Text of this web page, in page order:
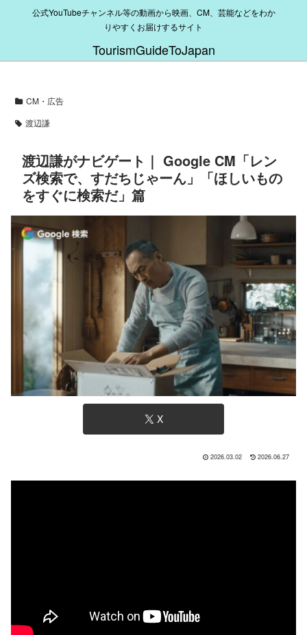
公式YouTubeチャンネル等の動画から映画、CM、芸能などをわか
りやすくお届けするサイト
TourismGuideToJapan
CM・広告
渡辺謙
渡辺謙がナビゲート｜ Google CM「レン
ズ検索で、すだちじゃーん」「ほしいもの
をすぐに検索だ」篇
X
2026.03.02 2026.06.27